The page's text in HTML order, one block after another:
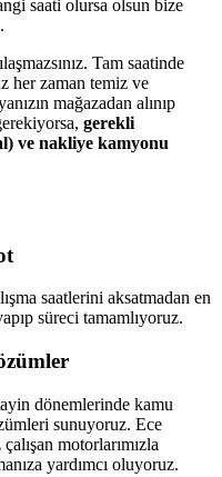
saati olursa olsun bize
.
Tam saatinde
her zaman temiz ve
mağazadan alınıp
gerekli
ve nakliye kamyonu
saatlerini aksatmadan en
süreci tamamlıyoruz.
dönemlerinde kamu
sunuyoruz. Ece
motorlarımızla
yardımcı oluyoruz.